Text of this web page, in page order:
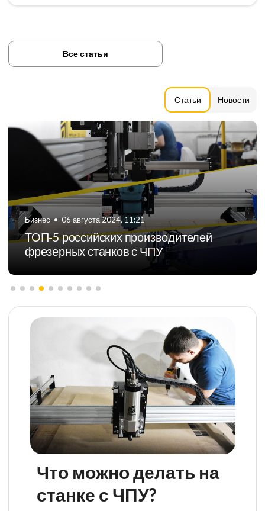
Статьи Новости
Все статьи
Бизнес • 06 августа 2024, 11:21
ТОП-5 российских производителей
фрезерных станков с ЧПУ
Что можно делать на
станке с ЧПУ?